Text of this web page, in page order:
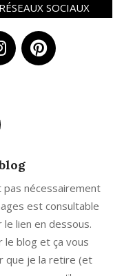
SOCIAUX
nécessairement
est consultable
le lien en dessous.
le blog et ça vous
que je la retire (et